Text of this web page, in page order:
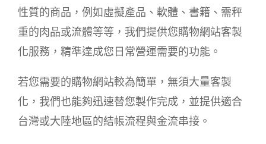
性質的商品，例如虛擬產品、軟體、書籍、需秤
重的肉品或流體等等，我們提供您購物網站客製
化服務，精準達成您日常營運需要的功能。
若您需要的購物網站較為簡單，無須大量客製
化，我們也能夠迅速替您製作完成，並提供適合
台灣或大陸地區的結帳流程與金流串接。